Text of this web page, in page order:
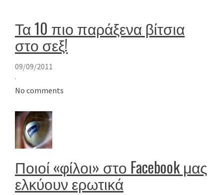
Τα 10 πιο παράξενα βίτσια
στο σεξ!
09/09/2011
·
No comments
Ποιοί «φίλοι» στο Facebook μας
ελκύουν ερωτικά